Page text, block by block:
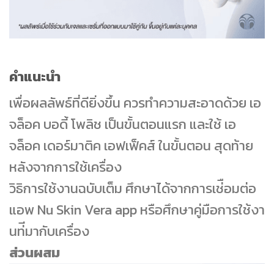
คำแนะนำ
เพื่อผลลัพธ์ที่ดียิ่งขึ้น ควรทําความสะอาดด้วย เอ
จล็อค บอดี้ โพลิช เป็นขั้นตอนแรก และใช้ เอ
จล็อค เดอร์มาติค เอฟเฟ็คส์ ในขั้นตอน สุดท้าย
หลังจากการใช้เครื่อง
วิธิการใช้งานฉบับเต็ม ศึกษาได้จากการเช่ือมต่อ
แอพ Nu Skin Vera app หรือศึกษาคู่มือการใช้งา
นท่ีมากับเครื่อง
ส่วนผสม